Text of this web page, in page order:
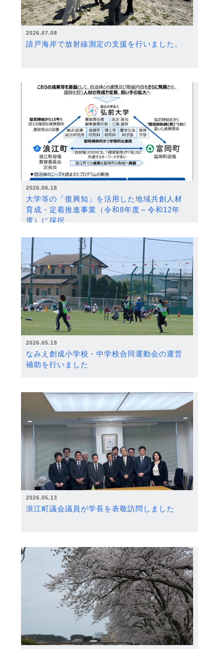
2026.07.08
請戸海岸で放射線測定の支援を行いました。
2026.06.18
大学等の「復興知」を活用した地域共創人材
育成・定着推進事業（令和8年度～令和12年
度）に採択
2026.05.19
なみえ創成小学校・中学校合同運動会の運営
補助を行いました
2026.05.13
浪江町議会議員が学長を表敬訪問しました